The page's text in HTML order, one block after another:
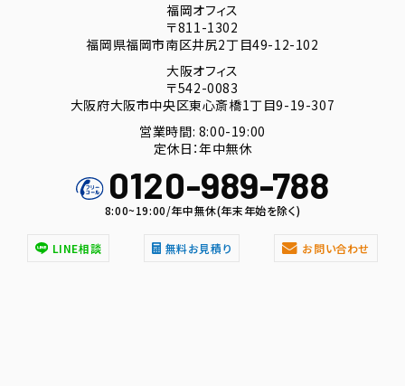
福岡オフィス
〒811-1302
福岡県福岡市南区井尻2丁目49-12-102
大阪オフィス
〒542-0083
大阪府大阪市中央区東心斎橋1丁目9-19-307
営業時間: 8:00-19:00
定休日：年中無休
0120-989-788
8:00~19:00/年中無休(年末年始を除く)
LINE相談 無料お見積り お問い合わせ